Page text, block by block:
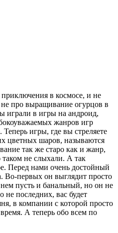
приключения в космосе, и не
про выращивание огурцов в
играли в игры на андроид,
жанров игр
игры, где вы стреляете
цветных шаров, называются
так же старо как и жанр,
не слыхали. А так
Перед нами очень достойный
Во-первых он выглядит просто
пусть и банальный, но он не
последних, вас будет
в компании с которой просто
А теперь обо всем по